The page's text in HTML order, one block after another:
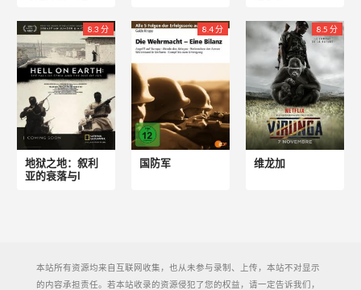
8.3 分
地狱之地：叙利
亚的衰落与I
8.4 分
国防军
8.5 分
维龙加
本站所有资源均来自互联网收集，也从未参与录制、上传，本站不对显示
的内容承担责任。若本站收录的资源侵犯了您的权益，请一定告诉我们，